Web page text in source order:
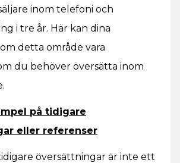
inom telefoni och
i tre år. Här kan dina
detta område vara
du behöver översätta inom
på tidigare
eller referenser
översättningar är inte ett